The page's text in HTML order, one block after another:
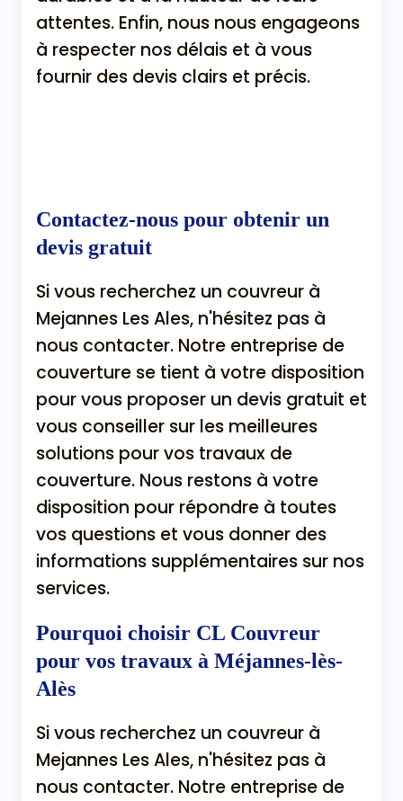
attentes. Enfin, nous nous engageons
à respecter nos délais et à vous
fournir des devis clairs et précis.
Contactez-nous pour obtenir un
devis gratuit
Si vous recherchez un couvreur à
Mejannes Les Ales, n'hésitez pas à
nous contacter. Notre entreprise de
couverture se tient à votre disposition
pour vous proposer un devis gratuit et
vous conseiller sur les meilleures
solutions pour vos travaux de
couverture. Nous restons à votre
disposition pour répondre à toutes
vos questions et vous donner des
informations supplémentaires sur nos
services.
Pourquoi choisir CL Couvreur
pour vos travaux à Méjannes-lès-
Alès
Si vous recherchez un couvreur à
Mejannes Les Ales, n'hésitez pas à
nous contacter. Notre entreprise de